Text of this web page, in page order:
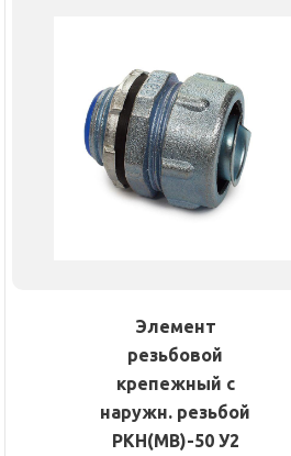
Элемент
резьбовой
крепежный с
наружн. резьбой
РКН(МВ)-50 У2